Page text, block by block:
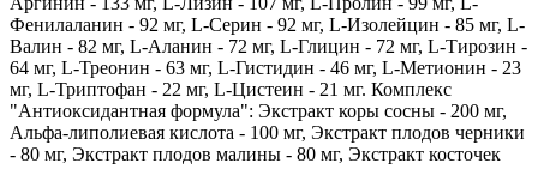
Фенилаланин - 92 мг, L-Серин - 92 мг, L-Изолейцин - 85 мг, L-
Валин - 82 мг, L-Аланин - 72 мг, L-Глицин - 72 мг, L-Тирозин -
64 мг, L-Треонин - 63 мг, L-Гистидин - 46 мг, L-Метионин - 23
мг, L-Триптофан - 22 мг, L-Цистеин - 21 мг. Комплекс
"Антиоксидантная формула": Экстракт коры сосны - 200 мг,
Альфа-липолиевая кислота - 100 мг, Экстракт плодов черники
- 80 мг, Экстракт плодов малины - 80 мг, Экстракт косточек